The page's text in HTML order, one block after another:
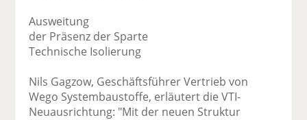
Ausweitung
der Präsenz der Sparte
Technische Isolierung
Nils Gagzow, Geschäftsführer Vertrieb von
Wego Systembaustoffe, erläutert die VTI-
Neuausrichtung: "Mit der neuen Struktur